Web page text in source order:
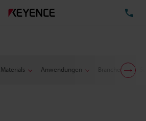
Materials Anwendungen Branchen